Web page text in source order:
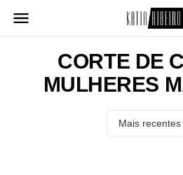
para
CORTE DE
MULHERES